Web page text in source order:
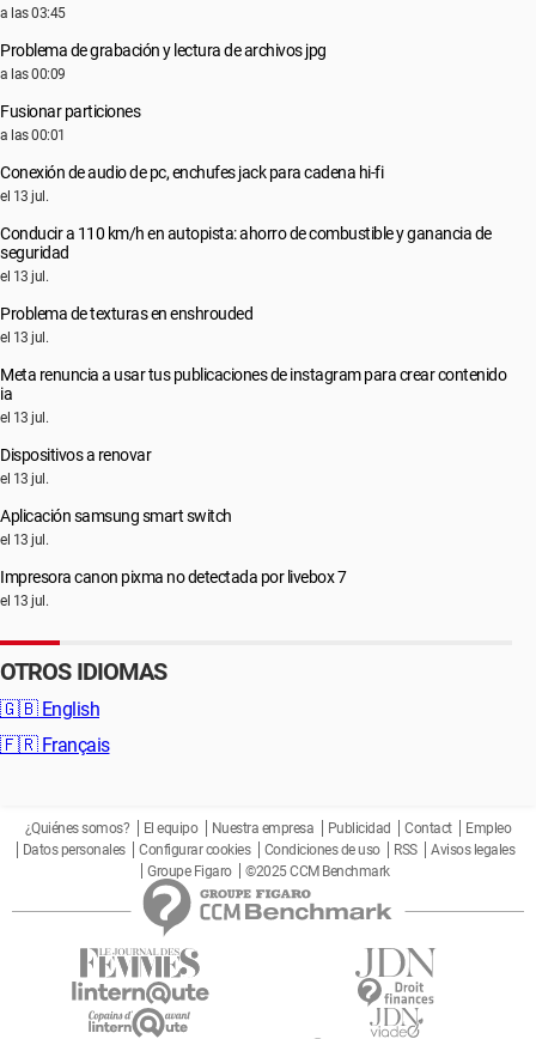
a las 03:45
Problema de grabación y lectura de archivos jpg
a las 00:09
Fusionar particiones
a las 00:01
Conexión de audio de pc, enchufes jack para cadena hi-fi
el 13 jul.
Conducir a 110 km/h en autopista: ahorro de combustible y ganancia de
seguridad
el 13 jul.
Problema de texturas en enshrouded
el 13 jul.
Meta renuncia a usar tus publicaciones de instagram para crear contenido
ia
el 13 jul.
Dispositivos a renovar
el 13 jul.
Aplicación samsung smart switch
el 13 jul.
Impresora canon pixma no detectada por livebox 7
el 13 jul.
OTROS IDIOMAS
🇬🇧 English
🇫🇷 Français
¿Quiénes somos? El equipo Nuestra empresa Publicidad Contact
Empleo
Datos personales
Configurar cookies Condiciones de uso RSS
Avisos legales
Groupe Figaro
©2025 CCM Benchmark